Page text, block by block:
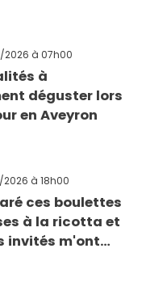
2026 à 07h00
à
déguster lors
en Aveyron
2026 à 18h00
ces boulettes
à la ricotta et
invités m'ont